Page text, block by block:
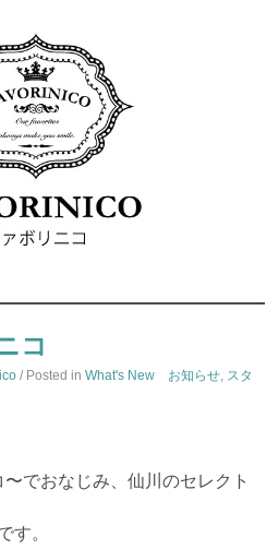
コ
/ Posted inWhat's New お知らせ, スタ
でおなじみ、仙川のセレクト
す。